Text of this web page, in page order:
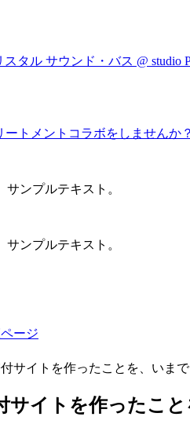
タル サウンド・バス @ studio
ートメントコラボをしませんか？
ンプルテキスト。
ンプルテキスト。
ージ
サイトを作ったことを、いま
サイトを作ったこ